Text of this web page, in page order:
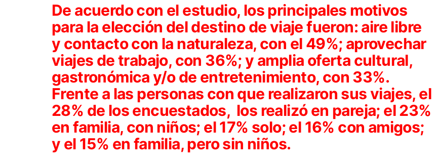
De acuerdo con el estudio, los principales motivos
para la elección del destino de viaje fueron: aire libre
y contacto con la naturaleza, con el 49%; aprovechar
viajes de trabajo, con 36%; y amplia oferta cultural,
gastronómica y/o de entretenimiento, con 33%.
Frente a las personas con que realizaron sus viajes, el
28% de los encuestados, los realizó en pareja; el 23%
en familia, con niños; el 17% solo; el 16% con amigos;
y el 15% en familia, pero sin niños.